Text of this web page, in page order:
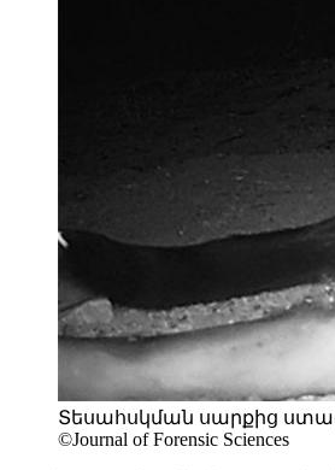
Տեսահսկման սարքից
©Journal of Forensic Sciences